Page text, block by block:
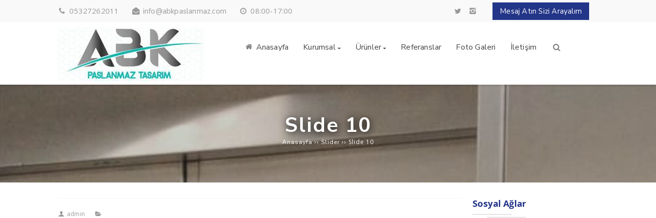
05327262011 info@abkpaslanmaz.com 08:00-17:00 Mesaj Atın Sizi Arayalım
Anasayfa Kurumsal Ürünler Referanslar Foto Galeri İletişim
Slide 10
Anasayfa ››Slider ›› Slide 10
admin
Sosyal Ağlar